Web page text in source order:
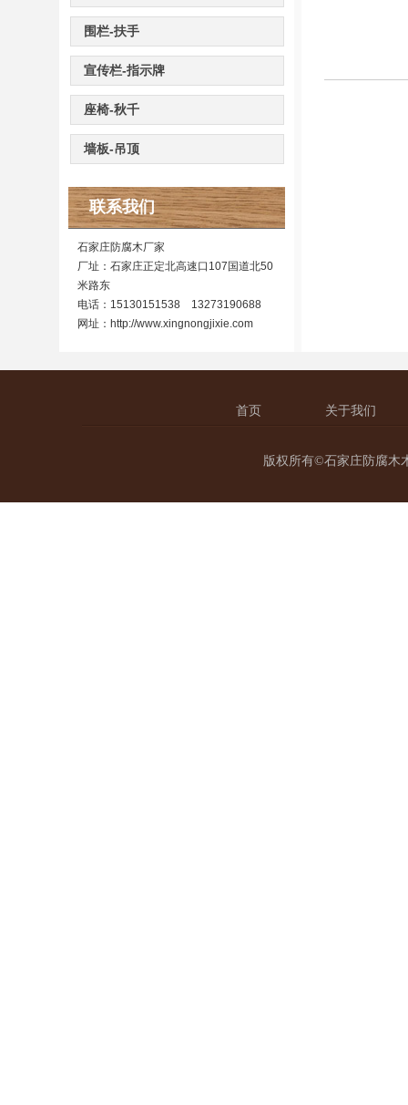
围栏-扶手
宣传栏-指示牌
座椅-秋千
墙板-吊顶
联系我们
石家庄防腐木厂家
厂址：石家庄正定北高速口107国道北50
米路东
电话：15130151538 13273190688
网址： http://www.xingnongjixie.com
首页 关于我们
版权所有©石家庄防腐